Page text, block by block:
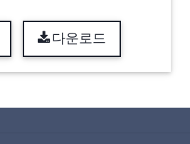
다운로드